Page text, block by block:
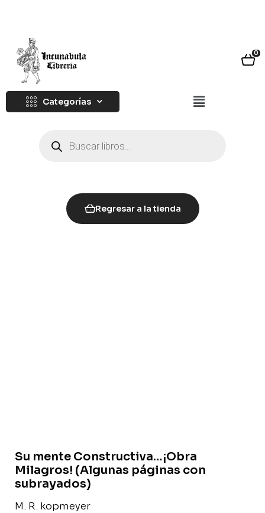
0
Categorías
Regresar a la tienda
Su mente Constructiva…¡Obra
Milagros! (Algunas páginas con
subrayados)
M. R. kopmeyer